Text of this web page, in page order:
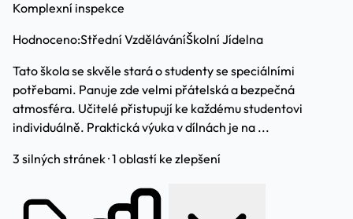
Komplexní inspekce
Hodnoceno:Střední VzděláváníŠkolní Jídelna
Tato škola se skvěle stará o studenty se speciálními
potřebami. Panuje zde velmi přátelská a bezpečná
atmosféra. Učitelé přistupují ke každému studentovi
individuálně. Praktická výuka v dílnách je na ...
3 silných stránek · 1 oblastí ke zlepšení